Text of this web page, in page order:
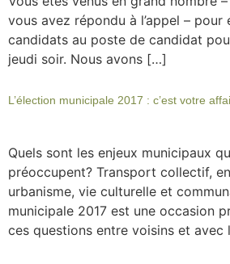
vous avez répondu à l’appel – pour
candidats au poste de candidat
jeudi soir. Nous avons […]
L’élection municipale 2017 : c’est votre
Quels sont les enjeux municipaux
préoccupent? Transport collectif,
urbanisme, vie culturelle et
municipale 2017 est une occasion
ces questions entre voisins et avec